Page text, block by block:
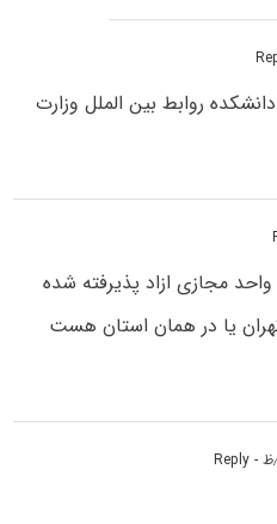
روابط بین الملل وزارت
مجازی ازاد پذیرفته شده
یا در همان استان هست
- Reply